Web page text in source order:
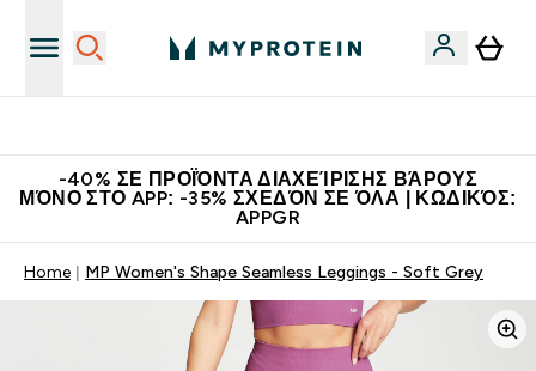
-40% ΣΕ ΠΡΟΪΌΝΤΑ ΔΙΑΧΕΊΡΙΣΗΣ ΒΆΡΟΥΣ
ΜΌΝΟ ΣΤΟ APP: -35% ΣΧΕΔΌΝ ΣΕ ΌΛΑ | ΚΩΔΙΚΌΣ:
APPGR
Home MP Women's Shape Seamless Leggings - Soft Grey